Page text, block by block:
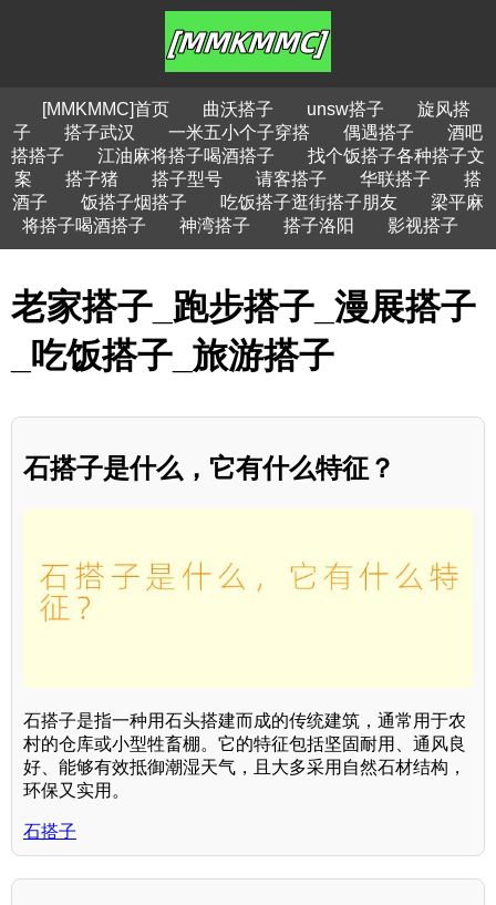
[MMKMMC]首页 曲沃搭子 unsw搭子
旋风搭
子
搭子武汉 一米五小个子穿搭 偶遇搭子
酒吧
搭搭子
江油麻将搭子喝酒搭子
找个饭搭子各种搭子文
案
搭子猪 搭子型号 请客搭子 华联搭子
搭
酒子
饭搭子烟搭子 吃饭搭子逛街搭子朋友
梁平麻
将搭子喝酒搭子
神湾搭子 搭子洛阳 影视搭子
老家搭子_跑步搭子_漫展搭子
_吃饭搭子_旅游搭子
石搭子是什么，它有什么特征？
石搭子是指一种用石头搭建而成的传统建筑，通常用于农
村的仓库或小型牲畜棚。它的特征包括坚固耐用、通风良
好、能够有效抵御潮湿天气，且大多采用自然石材结构，
环保又实用。
石搭子